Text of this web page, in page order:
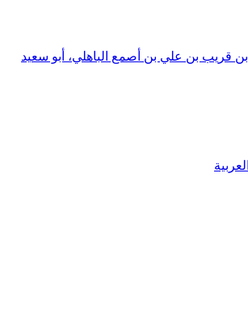
قريب بن علي بن أصمع الباهلي، أبو سعيد